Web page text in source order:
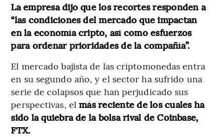
La empresa dijo que los recortes responden a
“las condiciones del mercado que impactan
en la economía cripto, así como esfuerzos
para ordenar prioridades de la compañía”.
El mercado bajista de las criptomonedas entra
en su segundo año, y el sector ha sufrido una
serie de colapsos que han perjudicado sus
perspectivas, el más reciente de los cuales ha
sido la quiebra de la bolsa rival de Coinbase,
FTX.